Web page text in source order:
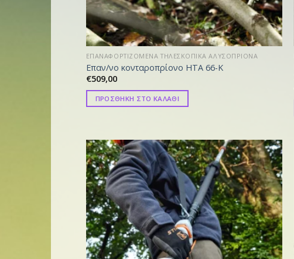
ΕΠΑΝΑΦΟΡΤΙΖΟΜΕΝΑ ΤΗΛΕΣΚΟΠΙΚΑ ΑΛΥΣΟΠΡΙΟΝΑ
Επαν/νο κονταροπρίονο HTA 66-Κ
€509,00
ΠΡΟΣΘΗΚΗ ΣΤΟ ΚΑΛΑΘΙ